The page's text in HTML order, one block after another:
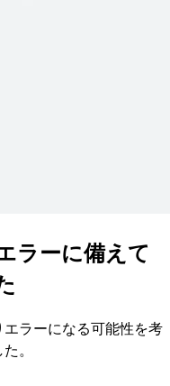
ラーに備えて
ラーになる可能性を考
。